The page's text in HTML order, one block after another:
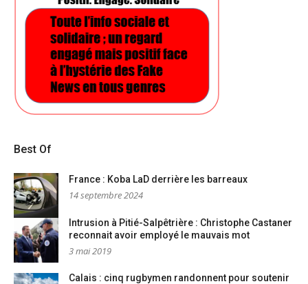
Best Of
France : Koba LaD derrière les barreaux
14 septembre 2024
Intrusion à Pitié-Salpêtrière : Christophe Castaner
reconnait avoir employé le mauvais mot
3 mai 2019
Calais : cinq rugbymen randonnent pour soutenir